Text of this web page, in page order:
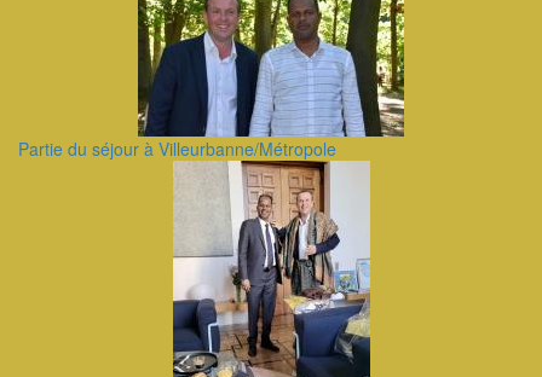
Partie du séjour à Villeurbanne/Métropole